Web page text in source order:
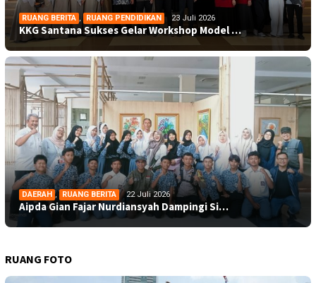
RUANG BERITA RUANG PENDIDIKAN 23 Juli 2026
KKG Santana Sukses Gelar Workshop Model …
DAERAH , RUANG BERITA 22 Juli 2026
Aipda Gian Fajar Nurdiansyah Dampingi Si…
RUANG FOTO